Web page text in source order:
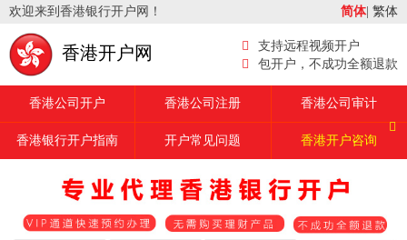
欢迎来到香港银行开户网！ 简体| 繁体
香港开户网
支持远程视频开户
包开户，不成功全额退款
香港公司开户 香港公司注册 香港公司审计
香港银行开户指南 开户常见问题 香港开户咨询